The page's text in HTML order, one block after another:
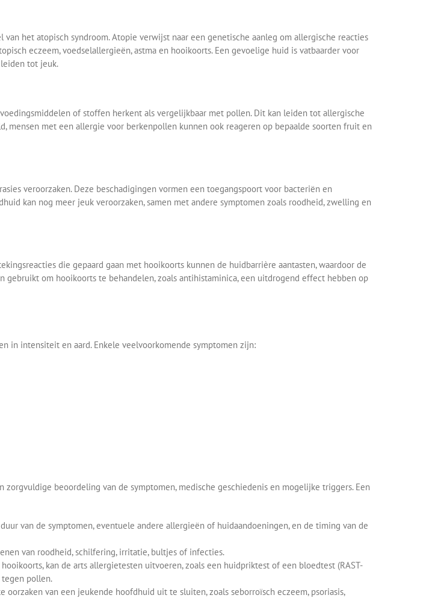
het atopisch syndroom. Atopie verwijst naar een genetische aanleg om allergische reacties
eczeem, voedselallergieën, astma en hooikoorts. Een gevoelige huid is vatbaarder voor
tot jeuk.
of stoffen herkent als vergelijkbaar met pollen. Dit kan leiden tot allergische
mensen met een allergie voor berkenpollen kunnen ook reageren op bepaalde soorten fruit en
veroorzaken. Deze beschadigingen vormen een toegangspoort voor bacteriën en
kan nog meer jeuk veroorzaken, samen met andere symptomen zoals roodheid, zwelling en
die gepaard gaan met hooikoorts kunnen de huidbarrière aantasten, waardoor de
om hooikoorts te behandelen, zoals antihistaminica, een uitdrogend effect hebben op
in intensiteit en aard. Enkele veelvoorkomende symptomen zijn:
beoordeling van de symptomen, medische geschiedenis en mogelijke triggers. Een
van de symptomen, eventuele andere allergieën of huidaandoeningen, en de timing van de
van roodheid, schilfering, irritatie, bultjes of infecties.
kan de arts allergietesten uitvoeren, zoals een huidpriktest of een bloedtest (RAST-
pollen.
oorzaken van een jeukende hoofdhuid uit te sluiten, zoals seborroïsch eczeem, psoriasis,